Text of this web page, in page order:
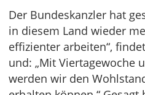
Der Bundeskanzler hat
in diesem Land wieder
effizienter arbeiten“,
und: „Mit Viertagewoche
werden wir den